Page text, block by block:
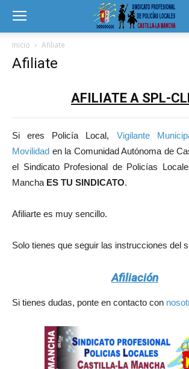
Inicio Afiliate
Afiliate
AFILIATE A SPL-
Si eres Policía Local, Vigilante
Movilidad en la Comunidad Autónoma de
el Sindicato Profesional de Policías
Mancha ES TU SINDICATO.
Afiliarte es muy sencillo.
Solo tienes que seguir las instrucciones del
Afiliación
Si tienes dudas, ponte en contacto con